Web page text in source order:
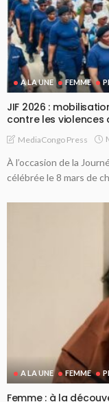
A LA UNE FEMME
JIF 2026 :
contre les violences
MediaCongo Press
À l’occasion de la
célébrée le 8 mars de
A LA UNE FEMME
Femme : à la